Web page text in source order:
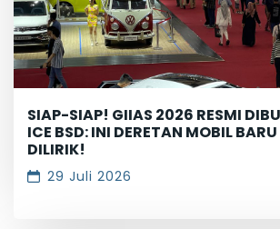
SIAP-SIAP! GIIAS 2026 RESMI
ICE BSD: INI DERETAN MOBIL
DILIRIK!
29 Juli 2026